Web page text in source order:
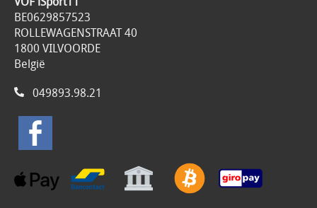
BE0629857523
ROLLEWAGENSTRAAT 40
1800 VILVOORDE
België
049893.98.21